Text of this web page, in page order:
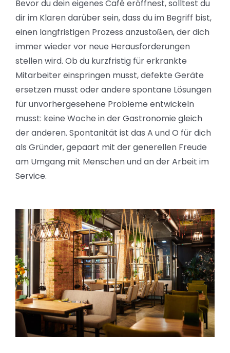
Bevor du dein eigenes Café eröffnest, solltest du
dir im Klaren darüber sein, dass du im Begriff bist,
einen langfristigen Prozess anzustoßen, der dich
immer wieder vor neue Herausforderungen
stellen wird. Ob du kurzfristig für erkrankte
Mitarbeiter einspringen musst, defekte Geräte
ersetzen musst oder andere spontane Lösungen
für unvorhergesehene Probleme entwickeln
musst: keine Woche in der Gastronomie gleich
der anderen. Spontanität ist das A und O für dich
als Gründer, gepaart mit der generellen Freude
am Umgang mit Menschen und an der Arbeit im
Service.